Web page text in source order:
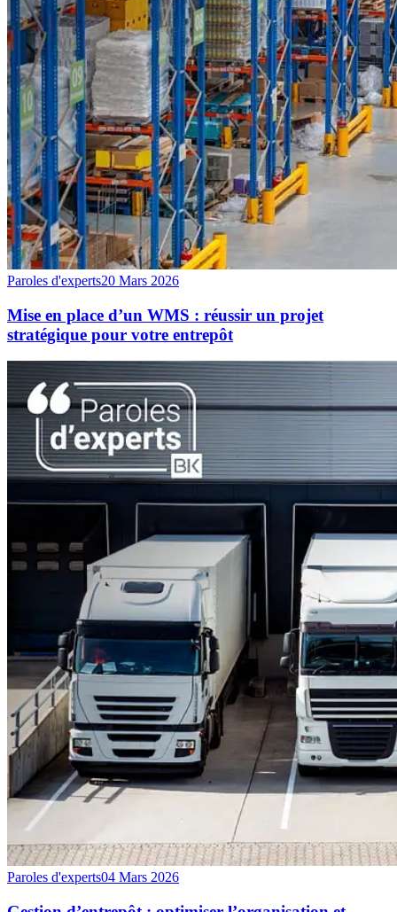
Paroles d'experts20 Mars 2026
Mise en place d’un WMS : réussir un projet
stratégique pour votre entrepôt
Paroles d'experts04 Mars 2026